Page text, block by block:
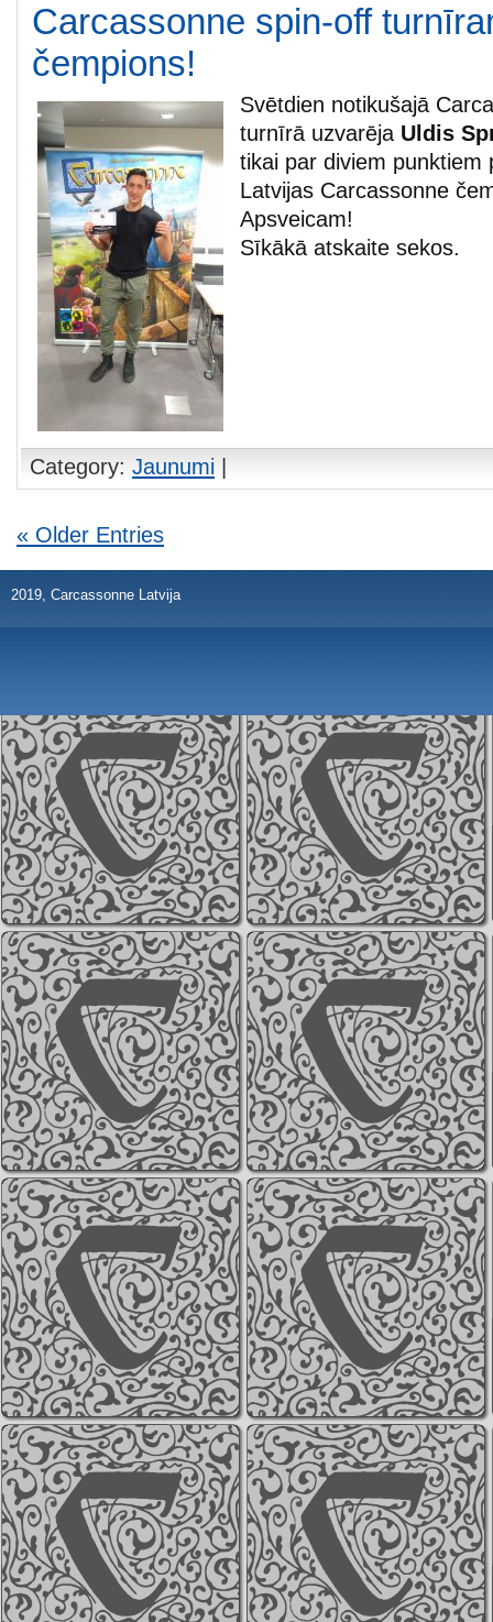
Carcassonne spin-off
čempions!
Svētdien notikušajā
turnīrā uzvarēja Uldis
tikai par diviem punktiem
Latvijas Carcassonne
Apsveicam!
Sīkākā atskaite sekos.
Category: Jaunumi
« Older Entries
2019, Carcassonne Latvija